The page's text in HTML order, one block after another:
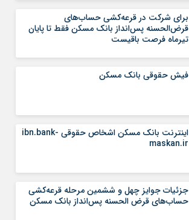
برای شرکت در قرعه‌کشی حساب‌های
قرض‌الحسنه پس‌انداز بانک مسکن فقط تا پایان
تیرماه فرصت باقیست
فیش حقوقی بانک مسکن
اینترنت بانک مسکن اشخاص حقوقی ibn.bank-
maskan.ir
جزئیات جوایز چهل و ششمین مرحله قرعه‌کشی
حساب‌های قرض الحسنه پس‌انداز بانک مسکن